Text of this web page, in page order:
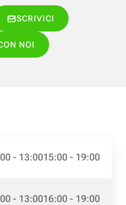
SCRIVICI
NOI
- 13:0015:00 - 19:00
- 13:0016:00 - 19:00